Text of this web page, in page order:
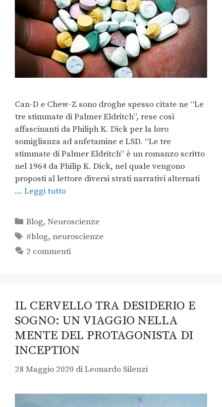
Can-D e Chew-Z sono droghe spesso citate ne “Le
tre stimmate di Palmer Eldritch”, rese così
affascinanti da Philiph K. Dick per la loro
somiglianza ad anfetamine e LSD. “Le tre
stimmate di Palmer Eldritch” è un romanzo scritto
nel 1964 da Philip K. Dick, nel quale vengono
proposti al lettore diversi strati narrativi alternati
… Leggi tutto
Blog,Neuroscienze
#blog,neuroscienze
2 commenti
IL CERVELLO TRA DESIDERIO E
SOGNO: UN VIAGGIO NELLA
MENTE DEL PROTAGONISTA DI
INCEPTION
28 Maggio 2020 diLeonardo Silenzi